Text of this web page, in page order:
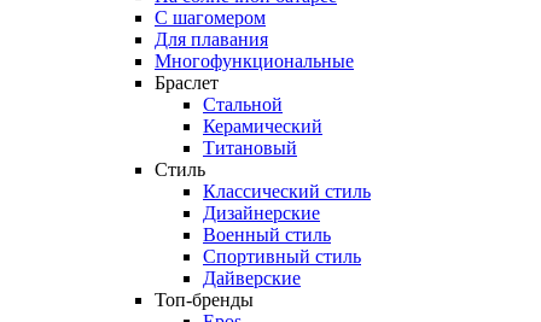
С шагомером
Для плавания
Многофункциональные
Браслет
Стальной
Керамический
Титановый
Стиль
Классический стиль
Дизайнерские
Военный стиль
Спортивный стиль
Дайверские
Топ-бренды